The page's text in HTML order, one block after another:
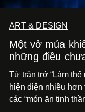
ART & DESIGN
Một vở múa
những điều
Từ trăn trở “Làm
hiện diện nhiều hơn
các “món ăn tinh